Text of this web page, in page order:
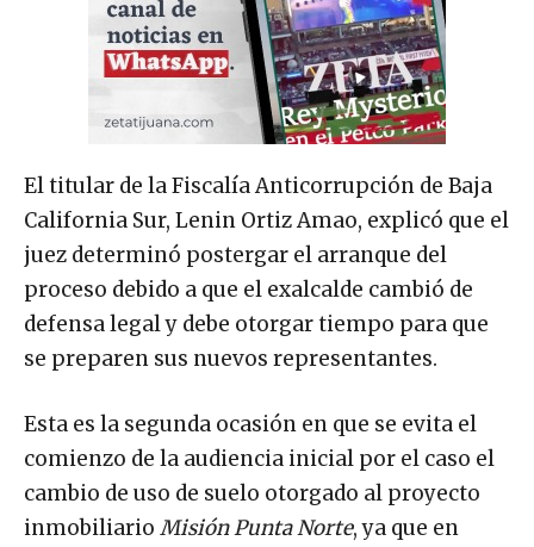
El titular de la Fiscalía Anticorrupción de Baja
California Sur, Lenin Ortiz Amao, explicó que el
juez determinó postergar el arranque del
proceso debido a que el exalcalde cambió de
defensa legal y debe otorgar tiempo para que
se preparen sus nuevos representantes.
Esta es la segunda ocasión en que se evita el
comienzo de la audiencia inicial por el caso el
cambio de uso de suelo otorgado al proyecto
inmobiliario Misión Punta Norte, ya que en